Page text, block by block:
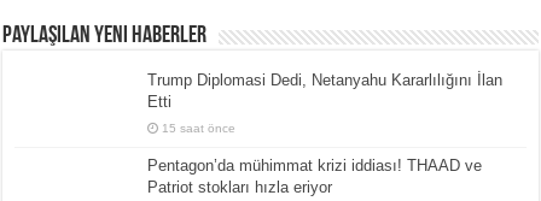
Paylaşılan Yeni Haberler
Trump Diplomasi Dedi, Netanyahu Kararlılığını İlan
Etti
15 saat önce
Pentagon’da mühimmat krizi iddiası! THAAD ve
Patriot stokları hızla eriyor